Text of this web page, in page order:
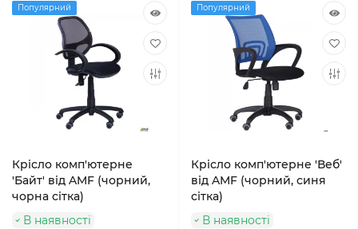
Популярний
Крісло комп'ютерне
'Байт' від AMF (чорний,
чорна сітка)
В наявності
Популярний
Крісло комп'ютерне 'Веб'
від AMF (чорний, синя
сітка)
В наявності